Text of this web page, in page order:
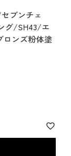
ブンチェ
グ/SH43/エ
ンズ粉体塗